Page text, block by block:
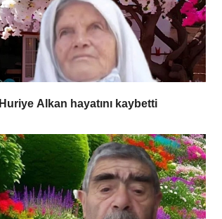
Huriye Alkan hayatını kaybetti